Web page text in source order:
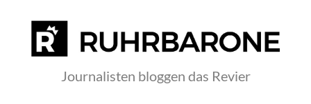
Journalisten bloggen das Revier